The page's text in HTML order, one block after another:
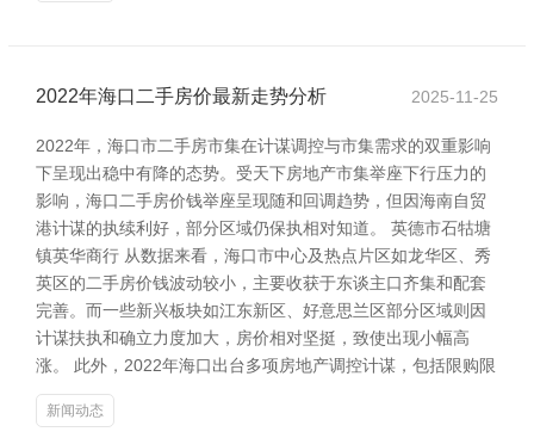
2022年海口二手房价最新走势分析 2025-11-25
2022年，海口市二手房市集在计谋调控与市集需求的双重影响
下呈现出稳中有降的态势。受天下房地产市集举座下行压力的
影响，海口二手房价钱举座呈现随和回调趋势，但因海南自贸
港计谋的执续利好，部分区域仍保执相对知道。 英德市石牯塘
镇英华商行 从数据来看，海口市中心及热点片区如龙华区、秀
英区的二手房价钱波动较小，主要收获于东谈主口齐集和配套
完善。而一些新兴板块如江东新区、好意思兰区部分区域则因
计谋扶执和确立力度加大，房价相对坚挺，致使出现小幅高
涨。 此外，2022年海口出台多项房地产调控计谋，包括限购限
新闻动态